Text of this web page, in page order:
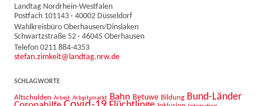
Landtag Nordrhein-Westfalen
Postfach 101143 · 40002 Düsseldorf
Wahlkreisbüro Oberhausen/Dinslaken
Schwartzstraße 52 · 46045 Oberhausen
Telefon 0211 884-4353
stefan.zimkeit@landtag.nrw.de
SCHLAGWORTE
Altschulden Arbeit Arbeitsmarkt Bahn Betuwe Bildung Bund-Länder